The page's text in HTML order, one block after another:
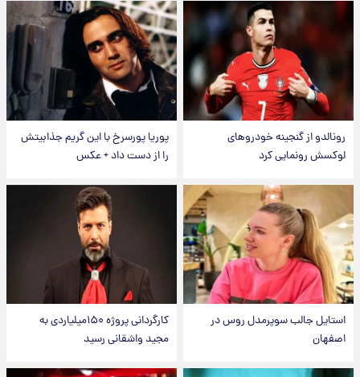
رونالدو از گنجینه خودروهای
لوکسش رونمایی کرد
پوریا پورسرخ با این گریم جذابیتش
را از دست داد + عکس
استایل جالب سوپرمدل روس در
اصفهان
کارگردانی پروژه ۱۵۰میلیاردی به
مجید واشقانی رسید